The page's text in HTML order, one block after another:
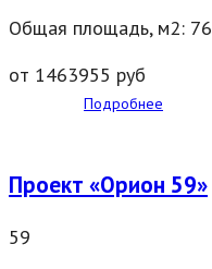
Общая площадь, м2: 76
от 1463955 руб
Подробнее
Проект «Орион 59»
59